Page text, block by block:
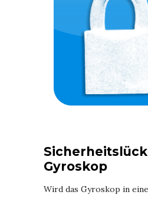
Gyroskop
Wird das Gyroskop in